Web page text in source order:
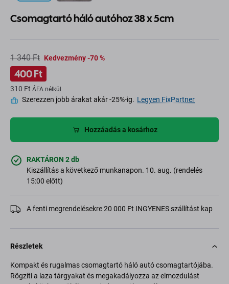
Csomagtartó háló autóhoz 38 x 5cm
1 340 Ft Kedvezmény -70 %
400 Ft
310 Ft ÁFA nélkül
Szerezzen jobb árakat akár -25%-ig. Legyen FixPartner
Hozzáadás a kosárhoz
RAKTÁRON 2 db
Kiszállítás a következő munkanapon. 10. aug. (rendelés
15:00 előtt)
A fenti megrendelésekre 20 000 Ft INGYENES szállítást kap
Részletek
Kompakt és rugalmas csomagtartó háló autó csomagtartójába.
Rögzíti a laza tárgyakat és megakadályozza az elmozdulást